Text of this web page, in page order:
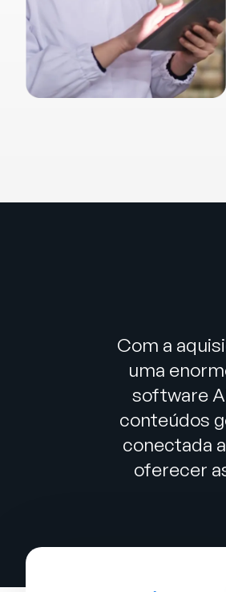
Com a
uma
software
conteúdos
conectada
oferecer